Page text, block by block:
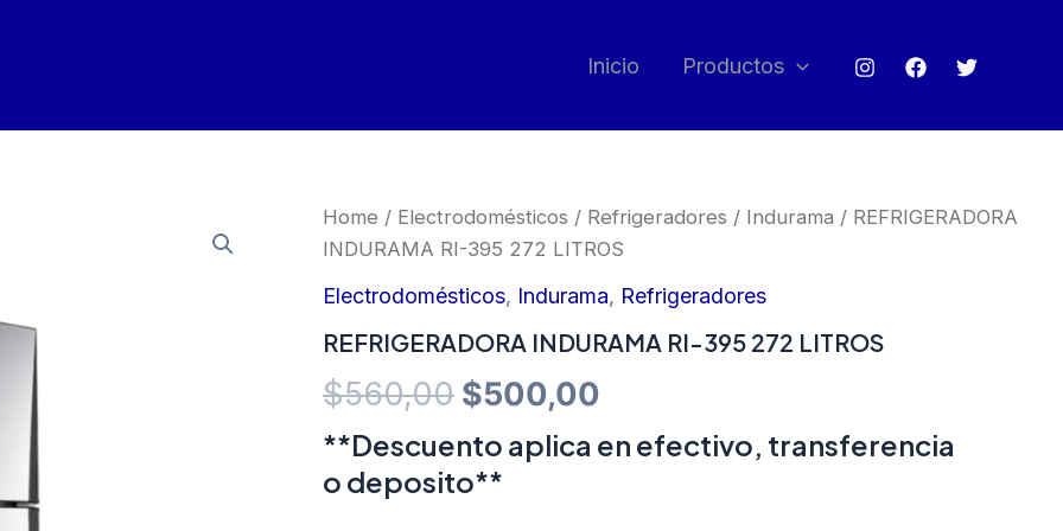
Inicio Productos
Home / Electrodomésticos / Refrigeradores / Indurama / REFRIGERADORA
INDURAMA RI-395 272 LITROS
Electrodomésticos, Indurama, Refrigeradores
REFRIGERADORA INDURAMA RI-395 272 LITROS
$560,00 Original
price
was:
$500,00
price
**Descuento aplica en efectivo, transferencia
o deposito**